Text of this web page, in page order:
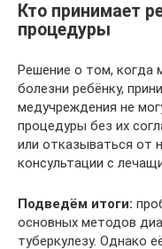
Кто принимает
процедуры
Решение о том, когда
болезни ребёнку,
медучреждения не
процедуры без их
или отказываться от
консультации с
Подведём итоги:
основных методов
туберкулезу. Однако